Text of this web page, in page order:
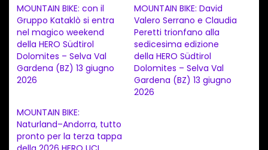
a
m
e
n
t
i
n
MOUNTAIN BIKE: con il
Gruppo Kataklò si entra
nel magico weekend
della HERO Südtirol
Dolomites – Selva Val
Gardena (BZ) 13 giugno
2026
MOUNTAIN BIKE: David
Valero Serrano e Claudia
Peretti trionfano alla
sedicesima edizione
della HERO Südtirol
Dolomites – Selva Val
Gardena (BZ) 13 giugno
2026
MOUNTAIN BIKE:
Naturland–Andorra, tutto
pronto per la terza tappa